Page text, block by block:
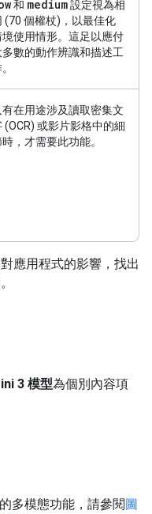
和 medium設定視為相
(70 個權杖)，以最佳化
境使用情形。這足以應付
多數的動作辨識和描述工
有在用途涉及讀取密集文
(OCR) 或影片影格中的細
，才需要此功能。
應用程式的影響，找出
3 模型為個別內容項
多模態功能，請參閱圖